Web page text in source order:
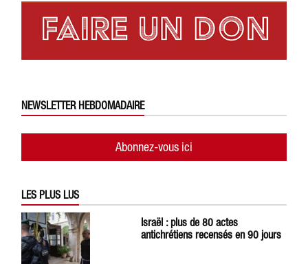
NEWSLETTER HEBDOMADAIRE
Abonnez-vous ici
LES PLUS LUS
Israël : plus de 80 actes
antichrétiens recensés en 90 jours